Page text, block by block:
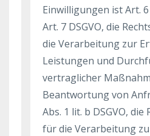
Einwilligungen ist Art.
Art. 7 DSGVO, die
die Verarbeitung zur
Leistungen und
vertraglicher
Beantwortung von
Abs. 1 lit. b DSGVO,
für die Verarbeitung